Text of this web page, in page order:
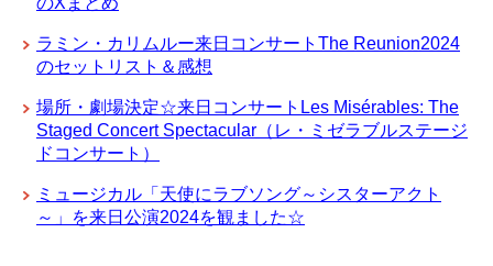
ラミン・カリムルー来日コンサートThe Reunion2024
のセットリスト＆感想
場所・劇場決定☆来日コンサートLes Misérables: The
Staged Concert Spectacular（レ・ミゼラブルステージ
ドコンサート）
ミュージカル「天使にラブソング～シスターアクト
～」を来日公演2024を観ました☆